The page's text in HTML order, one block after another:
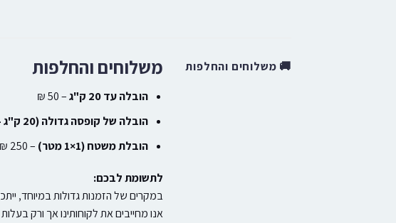
🚚 משלוחים והחלפות משלוחים והחלפות
הובלה עד 20 ק"ג
– 50 ₪
הובלה של קופסה גדולה (20 ק"ג – 100 ק"ג)
הובלת משטח (1×1 מטר)
– 250 ₪ (חישוב לפי נפח ולא לפי משקל)
לתשומת לבכם:
במקרים של הזמנות גדולות במיוחד,
אנו מחייבים את לקוחותינו אך ורק